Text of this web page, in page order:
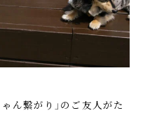
ん繋がり」のご友人がた